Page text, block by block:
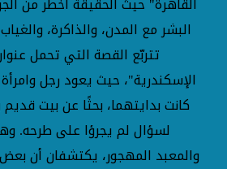
البشر مع المدن، والذاكرة،
تتربّع القصة التي تحمل
الإسكندرية"، حيث يعود رجل
كانت بدايتهما، بحثًا عن بيت
لسؤال لم يجرؤا على طرحه.
والمعبد المهجور، يكتشفان أن بعض